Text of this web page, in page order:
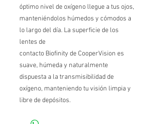
óptimo nivel de oxígeno llegue a tus ojos,
manteniéndolos húmedos y cómodos a
lo largo del día. La superficie de los
lentes de
contacto Biofinity de CooperVision es
suave, húmeda y naturalmente
dispuesta a la transmisibilidad de
oxígeno, manteniendo tu visión limpia y
libre de depósitos.